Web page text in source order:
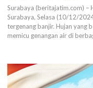
Surabaya (beritajatim.com) –
Surabaya, Selasa (10/12/
tergenang banjir. Hujan yang
memicu genangan air di